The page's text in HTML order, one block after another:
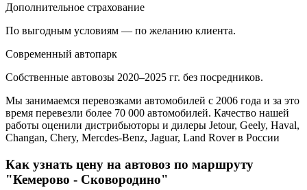
Дополнительное страхование
По выгодным условиям — по желанию клиента.
Современный автопарк
Собственные автовозы 2020–2025 гг. без посредников.
Мы занимаемся перевозками автомобилей с 2006 года и за это
время перевезли более 70 000 автомобилей. Качество нашей
работы оценили дистрибьюторы и дилеры Jetour, Geely, Haval,
Changan, Chery, Mercdes-Benz, Jaguar, Land Rover в России
Как узнать цену на автовоз по маршруту
"Кемерово - Сковородино"